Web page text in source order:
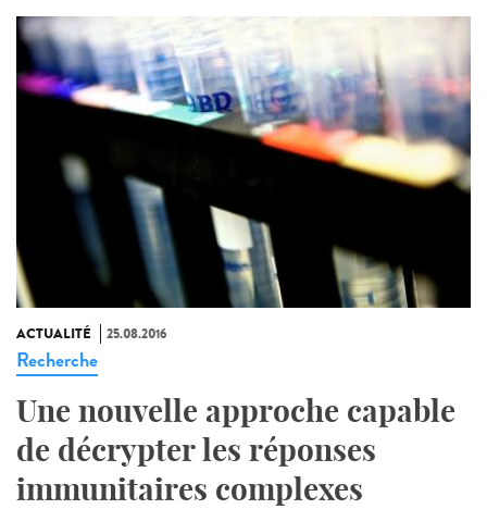
ACTUALITÉ 25.08.2016
Recherche
Une nouvelle approche capable
de décrypter les réponses
immunitaires complexes